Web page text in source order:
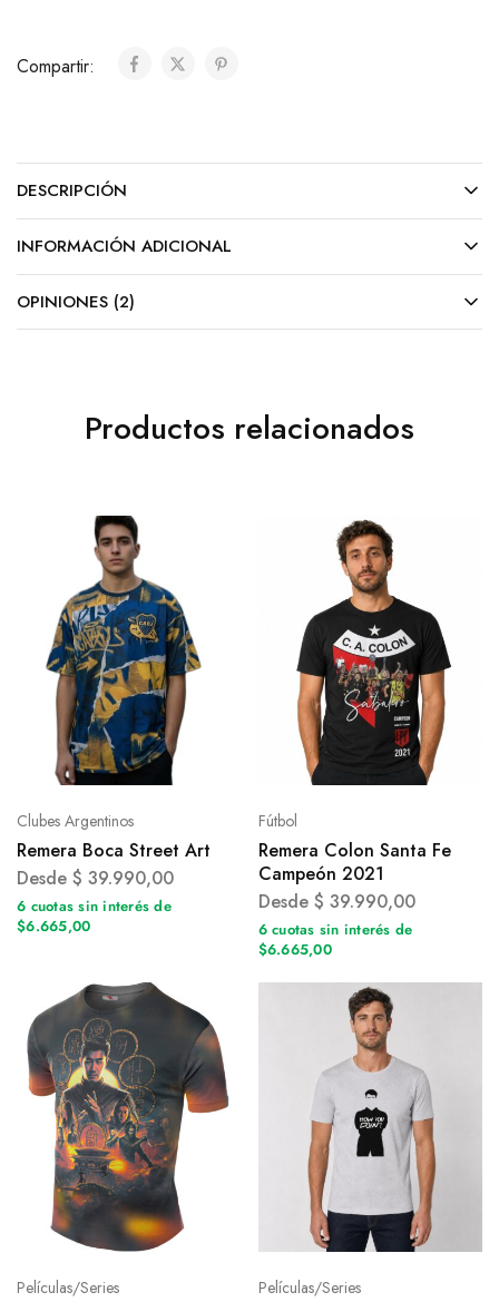
Compartir:
DESCRIPCIÓN
INFORMACIÓN ADICIONAL
OPINIONES (2)
Productos relacionados
Clubes Argentinos
Remera Boca Street Art
Desde $ 39.990,00
6 cuotas sin interés de
$6.665,00
Fútbol
Remera Colon Santa Fe
Campeón 2021
Desde $ 39.990,00
6 cuotas sin interés de
$6.665,00
Películas/Series Películas/Series